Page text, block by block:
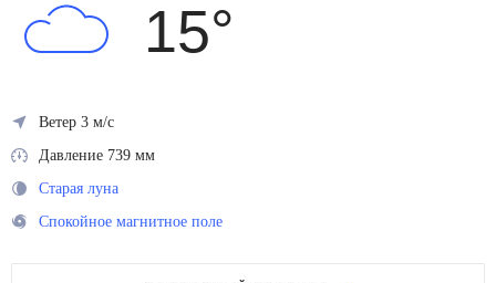
15°
Ветер 3 м/с
Давление 739 мм
Старая луна
Спокойное магнитное поле